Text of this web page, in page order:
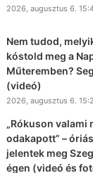
2026, augusztus 6.
Nem tudod,
kóstold meg a
Műteremben?
(videó)
2026, augusztus 6.
„Rókuson valami
odakapott” –
jelentek meg
égen (videó és